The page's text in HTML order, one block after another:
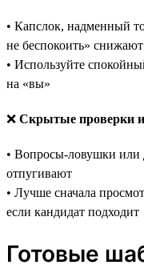
• Капслок, надменный
не беспокоить»
• Используйте
на «вы»
❌ Скрытые проверки
• Вопросы-ловушки или
отпугивают
• Лучше сначала
если кандидат подходит
Готовые